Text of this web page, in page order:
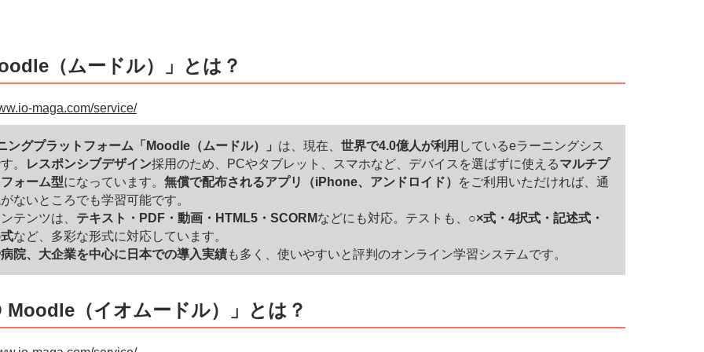
（ムードル）」とは？
maga.com/service/
ングプラットフォーム「Moodle（ムードル）」 は、現在、 世界で4.0億人が利用 しているeラーニングシス
。
レスポンシブデザイン採用のため、PCやタブレット、スマホなど、デバイスを選ばずに使えるマルチプ
ォーム型になっています。 無償で配布されるアプリ（iPhone、アンドロイド）
をご利用いただければ、通
ないところでも学習可能です。
テンツは、 テキスト・PDF・動画・HTML5・SCORMなどにも対応。テストも、 ○×式・4択式・記述式・
など、多彩な形式に対応しています。
院、大企業を中心に日本での導入実績も多く、使いやすいと評判のオンライン学習システムです。
Moodle（イオムードル）」とは？